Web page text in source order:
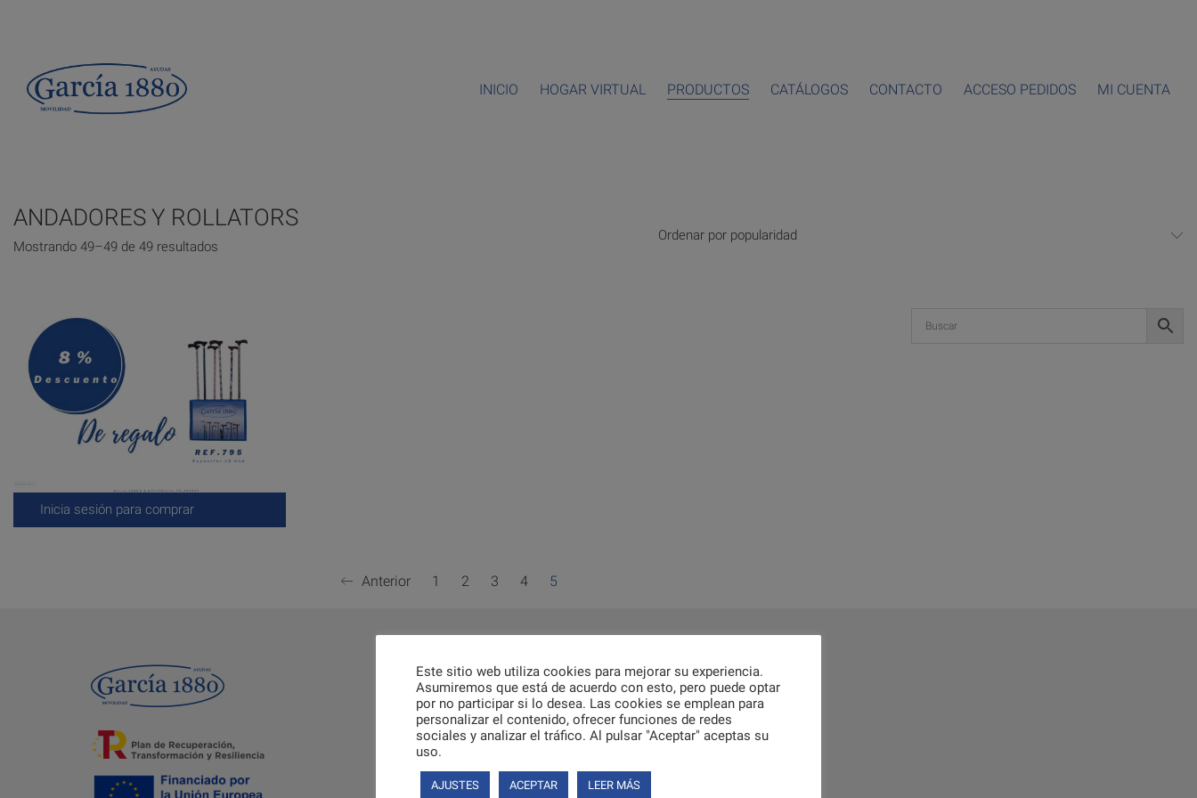
INICIO HOGAR VIRTUAL PRODUCTOS CATÁLOGOS CONTACTO ACCESO PEDIDOS MI CUENTA
ANDADORES Y ROLLATORS
Mostrando 49–49 de 49 resultados
Ordenar por popularidad
Inicia sesión para comprar
Anterior 1 2 3 4 5
Este sitio web utiliza cookies para mejorar su experiencia.
Asumiremos que está de acuerdo con esto, pero puede optar
por no participar si lo desea. Las cookies se emplean para
personalizar el contenido, ofrecer funciones de redes
sociales y analizar el tráfico. Al pulsar "Aceptar" aceptas su
uso.
AJUSTES ACEPTAR LEER MÁS